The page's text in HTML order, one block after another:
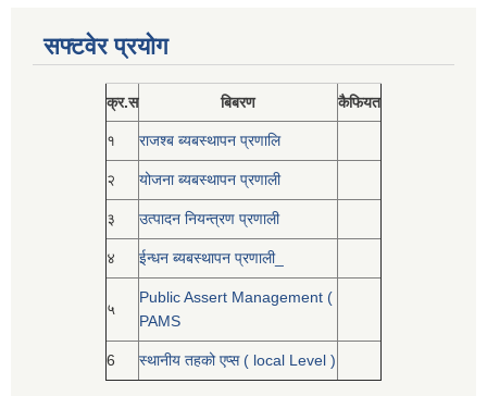
सफ्टवेर प्रयोग
क्र.स बिबरण कैफियत
१ राजश्ब ब्यबस्थापन प्रणालि
२ योजना ब्यबस्थापन प्रणाली
३ उत्पादन नियन्त्रण प्रणाली
४ ईन्धन ब्यबस्थापन प्रणाली_
५
Public Assert Management (
PAMS
6 स्थानीय तहको एप्स ( local Level )